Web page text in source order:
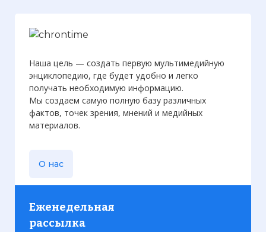
Наша цель — создать первую мультимедийную
энциклопедию, где будет удобно и легко
получать необходимую информацию.
Мы создаем самую полную базу различных
фактов, точек зрения, мнений и медийных
материалов.
О нас
Еженедельная
рассылка